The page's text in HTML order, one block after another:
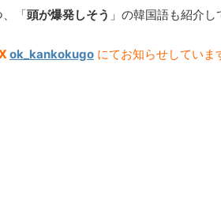
、「頭が爆発しそう 」の韓国語も紹介し
ok_kankokugo にてお知らせしていま